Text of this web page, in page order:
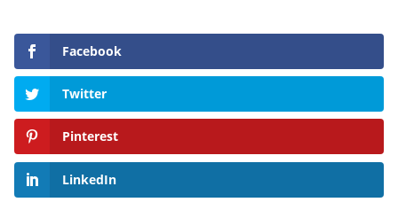
Facebook
Twitter
Pinterest
LinkedIn